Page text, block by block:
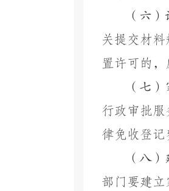
（六
关提交材
置许可的，
（七
行政审批
律免收登记
（八
部门要建立